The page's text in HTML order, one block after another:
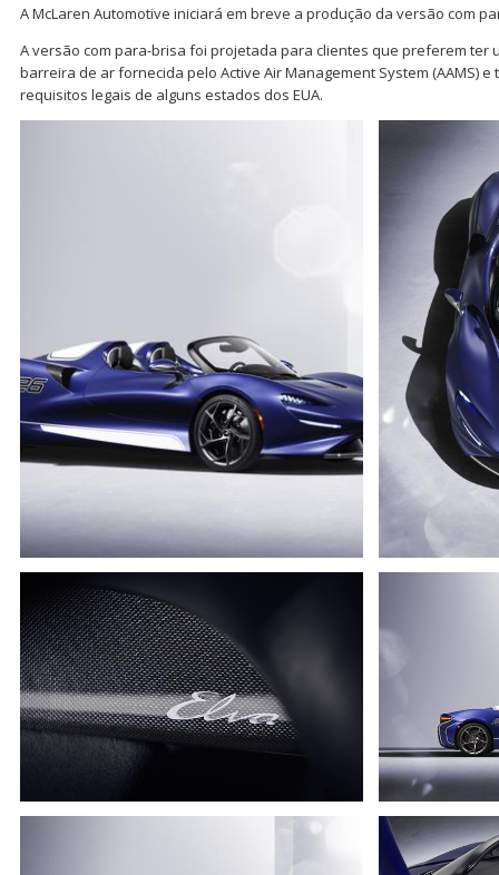
A McLaren Automotive iniciará em breve a produção da versão com
A versão com para-brisa foi projetada para clientes que preferem ter
barreira de ar fornecida pelo Active Air Management System (AAMS)
requisitos legais de alguns estados dos EUA.